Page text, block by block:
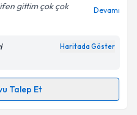
ilişkin
Aydınlatma
verilerimin belirtilen
kabul ediyorum.
gittim çok çok
Devamı
Haritada Göster
Talep Et